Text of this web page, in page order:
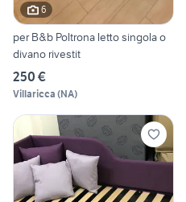
6
per B&b Poltrona letto singola o
divano rivestit
250 €
Villaricca (NA)